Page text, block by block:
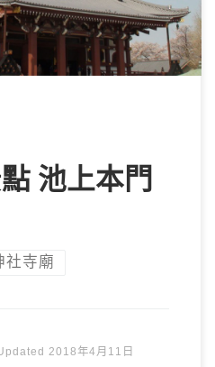
池上本門
社寺廟
2018年4月11日